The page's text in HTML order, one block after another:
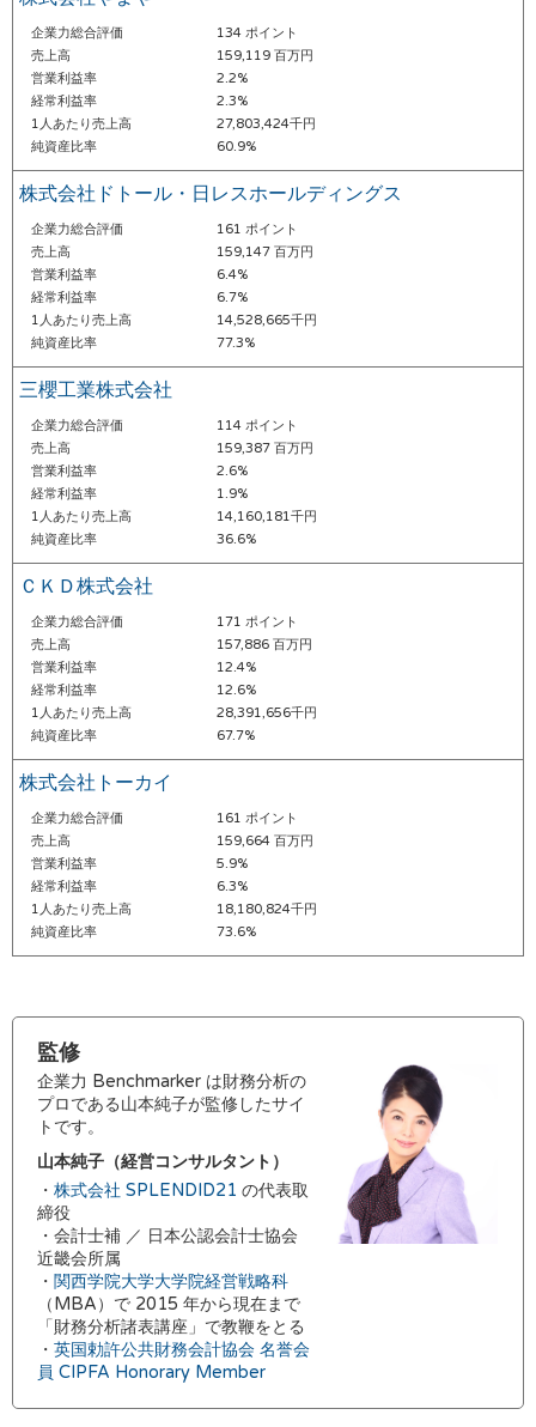
企業力総合評価
134 ポイント
売上高
159,119 百万円
営業利益率
2.2%
経常利益率
2.3%
1人あたり売上高
27,803,424千円
純資産比率
60.9%
株式会社ドトール・日レスホールディングス
企業力総合評価
161 ポイント
売上高
159,147 百万円
営業利益率
6.4%
経常利益率
6.7%
1人あたり売上高
14,528,665千円
純資産比率
77.3%
三櫻工業株式会社
企業力総合評価
114 ポイント
売上高
159,387 百万円
営業利益率
2.6%
経常利益率
1.9%
1人あたり売上高
14,160,181千円
純資産比率
36.6%
ＣＫＤ株式会社
企業力総合評価
171 ポイント
売上高
157,886 百万円
営業利益率
12.4%
経常利益率
12.6%
1人あたり売上高
28,391,656千円
純資産比率
67.7%
株式会社トーカイ
企業力総合評価
161 ポイント
売上高
159,664 百万円
営業利益率
5.9%
経常利益率
6.3%
1人あたり売上高
18,180,824千円
純資産比率
73.6%
監修
企業力 Benchmarker は財務分析の
プロである山本純子が監修したサイ
トです。
山本純子（経営コンサルタント）
・ 株式会社 SPLENDID21 の代表取
締役
・会計士補 ／ 日本公認会計士協会
近畿会所属
・ 関西学院大学大学院経営戦略科
（MBA）で 2015 年から現在まで
「財務分析諸表講座」で教鞭をとる
・ 英国勅許公共財務会計協会 名誉会
員 CIPFA Honorary Member